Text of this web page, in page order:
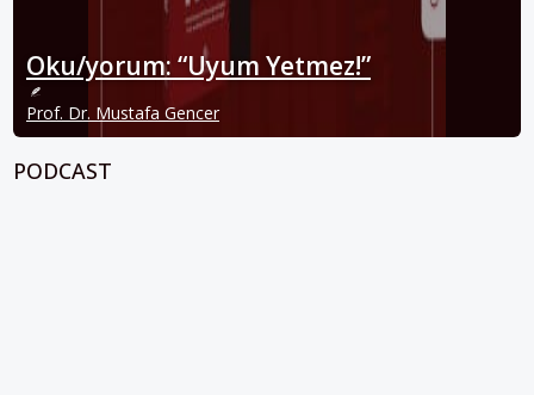
Oku/yorum: “Uyum Yetmez!”
Prof. Dr. Mustafa Gencer
PODCAST